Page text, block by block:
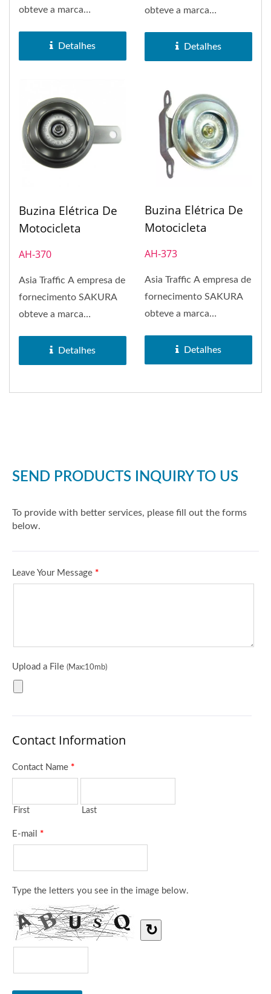
obteve a marca
SAKURA em 1972....
Detalhes
obteve a marca
SAKURA em 1972....
Detalhes
Buzina Elétrica De
Motocicleta
AH-370
Asia Traffic A empresa de
fornecimento SAKURA
obteve a marca
SAKURA em 1972....
Detalhes
Buzina Elétrica De
Motocicleta
AH-373
Asia Traffic A empresa de
fornecimento SAKURA
obteve a marca
SAKURA em 1972....
Detalhes